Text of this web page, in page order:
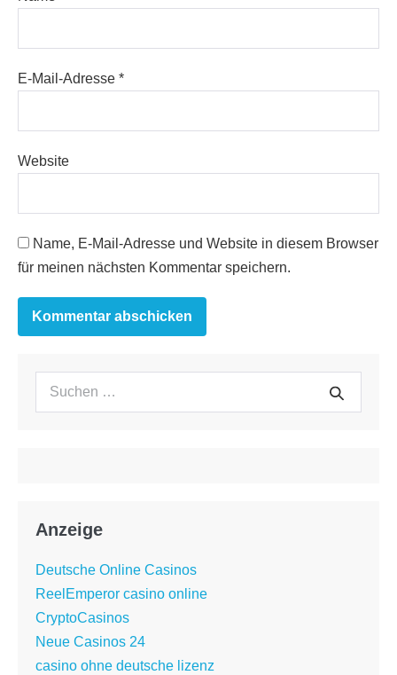
E-Mail-Adresse *
Website
Name, E-Mail-Adresse und Website in diesem Browser
für meinen nächsten Kommentar speichern.
Suchen
Suche
Anzeige
Deutsche Online Casinos
ReelEmperor casino online
CryptoCasinos
Neue Casinos 24
casino ohne deutsche lizenz